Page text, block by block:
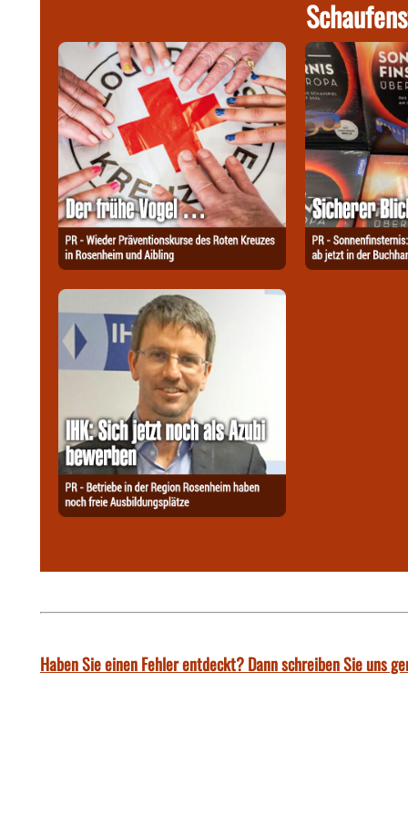
Haben Sie einen Fehler entdeckt? Dann schreiben Sie uns